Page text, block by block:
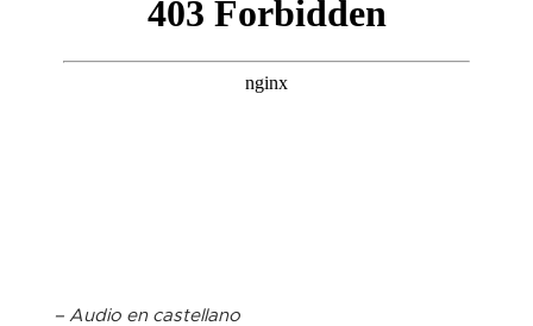
– Audio en castellano